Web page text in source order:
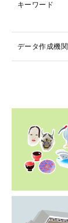
キーワード
データ作成機関